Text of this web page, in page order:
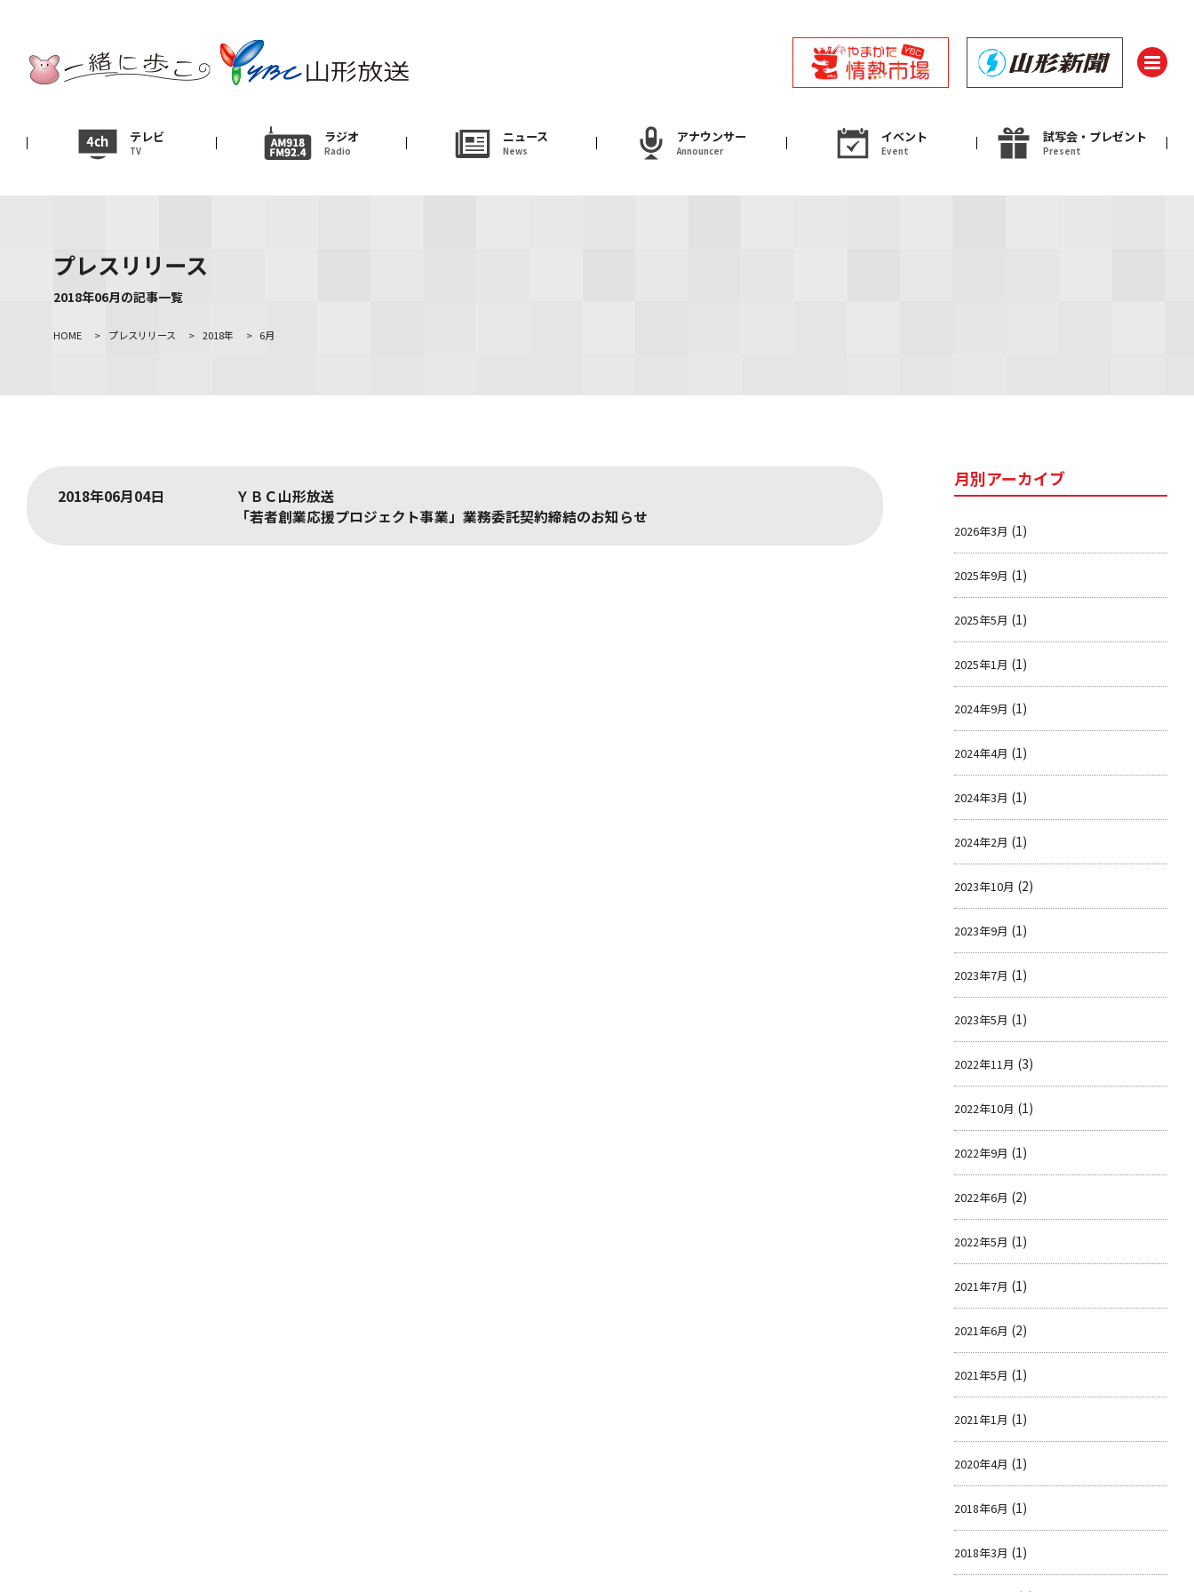
テレビ
TV
ラジオ
Radio
ニュース
News
アナウンサー
Announcer
イベント
Event
試写会・プレゼント
Present
テレビ
ニュース
News
アナウンサー
Announcer
イベント 試写会・プレゼント
ＹＢＣオンデマンド
プレスリリース
2018年06月の記事一覧
HOME > プレスリリース > 2018年 > 6月
2018年06月04日
ＹＢＣ山形放送
「若者創業応援プロジェクト事業」業務委託契約締結のお知らせ
月別アーカイブ
2026年3月 (1)
2025年9月 (1)
2025年5月 (1)
2025年1月 (1)
2024年9月 (1)
2024年4月 (1)
2024年3月 (1)
2024年2月 (1)
2023年10月 (2)
2023年9月 (1)
2023年7月 (1)
2023年5月 (1)
2022年11月 (3)
2022年10月 (1)
2022年9月 (1)
2022年6月 (2)
2022年5月 (1)
2021年7月 (1)
2021年6月 (2)
2021年5月 (1)
2021年1月 (1)
2020年4月 (1)
2018年6月 (1)
2018年3月 (1)